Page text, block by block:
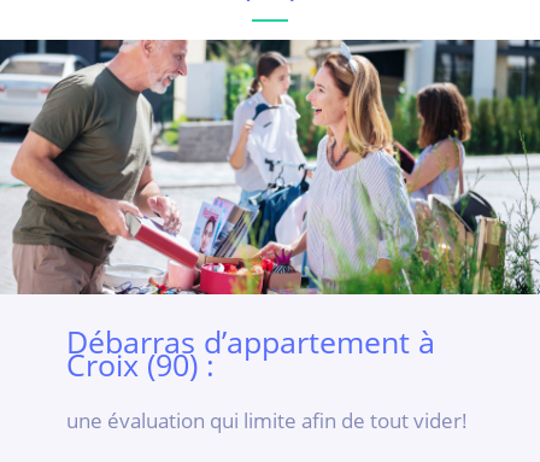
Débarras d’appartement à
Croix (90) :
une évaluation qui limite afin de tout vider!